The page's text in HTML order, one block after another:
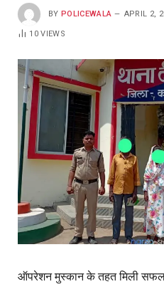
BY POLICEWALA APRIL 2,
10VIEWS
ऑपरेशन मुस्कान के तहत मिली